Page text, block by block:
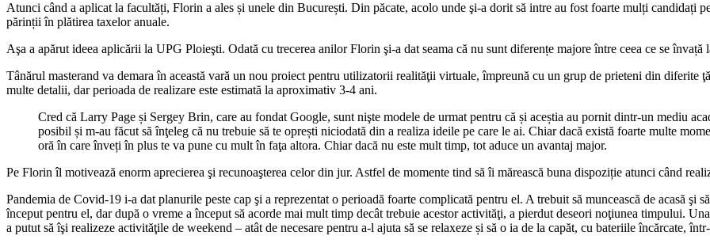
Atunci când a aplicat la facultăți, Florin a ales și unele din București. Din păcate, acolo unde şi-a dorit să intre au fost foarte mulți candidați
părinții în plătirea taxelor anuale.
Aşa a apărut ideea aplicării la UPG Ploieşti. Odată cu trecerea anilor Florin şi-a dat seama că nu sunt diferențe majore între ceea ce se învață
Tânărul masterand va demara în această vară un nou proiect pentru utilizatorii realităţii virtuale, împreună cu un grup de prieteni din diferite
multe detalii, dar perioada de realizare este estimată la aproximativ 3-4 ani.
Cred că Larry Page și Sergey Brin, care au fondat Google, sunt nişte modele de urmat pentru că și aceștia au pornit dintr-un mediu
posibil și m-au făcut să înţeleg că nu trebuie să te oprești niciodată din a realiza ideile pe care le ai. Chiar dacă există foarte multe
oră în care înveți în plus te va pune cu mult în faţa altora. Chiar dacă nu este mult timp, tot aduce un avantaj major.
Pe Florin îl motivează enorm aprecierea şi recunoaşterea celor din jur. Astfel de momente tind să îi mărească buna dispoziție atunci când
Pandemia de Covid-19 i-a dat planurile peste cap şi a reprezentat o perioadă foarte complicată pentru el. A trebuit să muncească de acasă şi
început pentru el, dar după o vreme a început să acorde mai mult timp decât trebuie acestor activităţi, a pierdut deseori noţiunea timpului.
a putut să îşi realizeze activităţile de weekend – atât de necesare pentru a-l ajuta să se relaxeze și să o ia de la capăt, cu bateriile încărcate,